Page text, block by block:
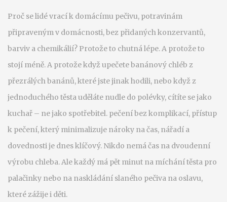
Proč se lidé vrací k domácímu pečivu, potravinám
připraveným v domácnosti, bez přidaných konzervantů,
barviv a chemikálií? Protože to chutná lépe. A protože to
stojí méně. A protože když upečete banánový chléb z
přezrálých banánů, které jste jinak hodili, nebo když z
jednoduchého těsta uděláte nudle do polévky, cítíte se jako
kuchař – ne jako spotřebitel. pečení bez komplikací, přístup
k pečení, který minimalizuje nároky na čas, nářadí a
dovednostije dnes klíčový. Nikdo nemá čas na dvoudenní
výrobu chleba. Ale každý má pět minut na míchání těsta pro
palačinky nebo na naskládání slaného pečiva na oslavu,
které zážije i děti.